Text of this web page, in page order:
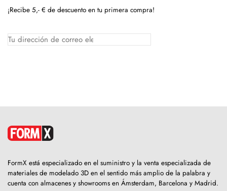
¡Recibe 5,- € de descuento en tu primera compra!
FormX está especializado en el suministro y la venta especializada de
materiales de modelado 3D en el sentido más amplio de la palabra y
cuenta con almacenes y showrooms en Ámsterdam, Barcelona y Madrid.